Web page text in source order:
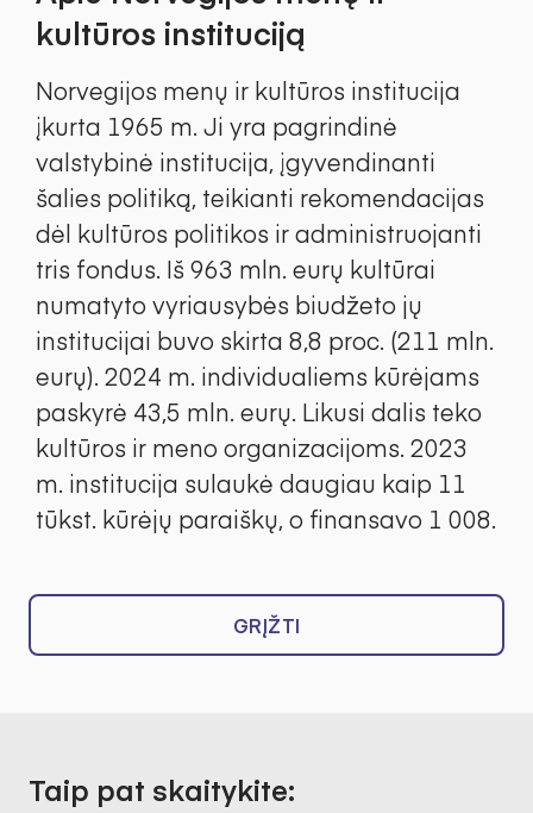
kultūros instituciją
Norvegijos menų ir kultūros institucija
įkurta 1965 m. Ji yra pagrindinė
valstybinė institucija, įgyvendinanti
šalies politiką, teikianti rekomendacijas
dėl kultūros politikos ir administruojanti
tris fondus. Iš 963 mln. eurų kultūrai
numatyto vyriausybės biudžeto jų
institucijai buvo skirta 8,8 proc. (211 mln.
eurų). 2024 m. individualiems kūrėjams
paskyrė 43,5 mln. eurų. Likusi dalis teko
kultūros ir meno organizacijoms. 2023
m. institucija sulaukė daugiau kaip 11
tūkst. kūrėjų paraiškų, o finansavo 1 008.
GRĮŽTI
Taip pat skaitykite: